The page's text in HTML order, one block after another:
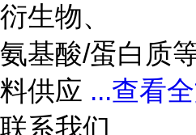
衍生物、
氨基酸/蛋白质
料供应 ...查看
联系我们